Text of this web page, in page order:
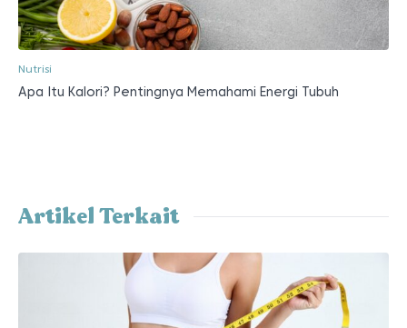
Nutrisi
Apa Itu Kalori? Pentingnya Memahami Energi Tubuh
Artikel Terkait